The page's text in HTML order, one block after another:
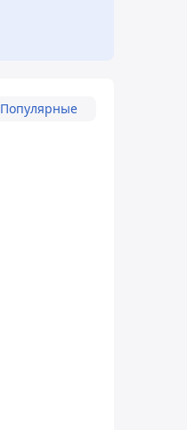
Популярные